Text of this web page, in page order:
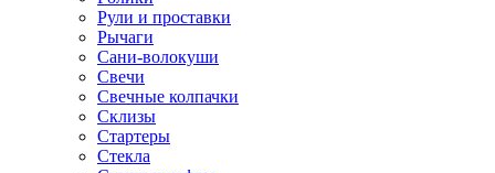
Рули и проставки
Рычаги
Сани-волокуши
Свечи
Свечные колпачки
Склизы
Стартеры
Стекла